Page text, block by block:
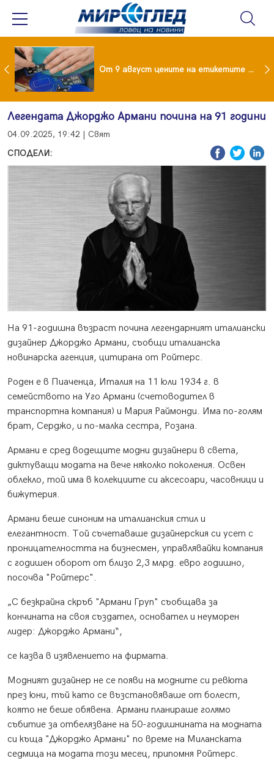
Проект за изграждане на 13-етажна "мегаджамия" разгневи жителите на Лондон От 9 август цените на етикетите само в евро
Легендата Джорджо Армани почина на 91 години
04.09.2025, 19:42 | Свят
СПОДЕЛИ:
На 91-годишна възраст почина легендарният италиански
дизайнер Джорджо Армани, съобщи италианска
новинарска агенция, цитирана от Ройтерс.
Роден е в Пиаченца, Италия на 11 юли 1934 г. в
семейството на Уго Армани (счетоводител в
транспортна компания) и Мария Раймонди. Има по-голям
брат, Серджо, и по-малка сестра, Розана.
Армани е сред водещите модни дизайнери в света,
диктуващи модата на вече няколко поколения. Освен
облекло, той има в колекциите си аксесоари, часовници и
бижутерия.
Армани беше синоним на италианския стил и
елегантност. Той съчетаваше дизайнерския си усет с
проницателността на бизнесмен, управлявайки компания
с годишен оборот от близо 2,3 млрд. евро годишно,
посочва "Ройтерс".
„С безкрайна скръб "Армани Груп" съобщава за
кончината на своя създател, основател и неуморен
лидер: Джорджо Армани“,
се казва в изявлението на фирмата.
Модният дизайнер не се появи на модните си ревюта
през юни, тъй като се възстановяваше от болест,
която не беше обявена. Армани планираше голямо
събитие за отбелязване на 50-годишнината на модната
си къща "Джорджо Армани" по време на Миланската
седмица на модата този месец, припомня Ройтерс.